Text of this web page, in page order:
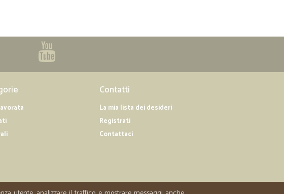
Contatti
La mia lista dei desideri
Registrati
Contattaci